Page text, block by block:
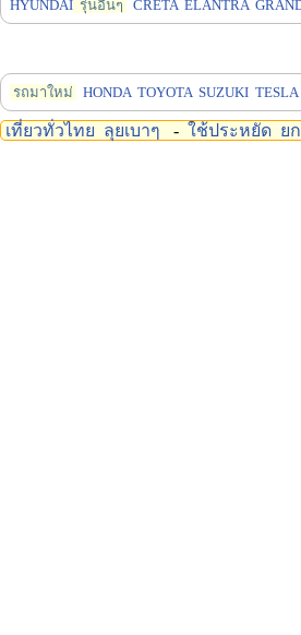
HYUNDAI รุ่นอื่นๆ CRETA ELANTRA
รถมาใหม่ HONDA TOYOTA SUZUKI TESLA
เที่ยวทั่วไทย ลุยเบาๆ - ใช้ประหยัด ย